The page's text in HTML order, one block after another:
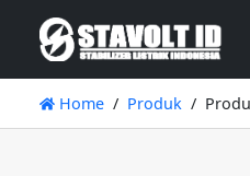
Home Produk